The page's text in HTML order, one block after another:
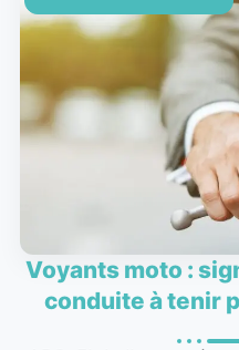
Voyants moto :
conduite à tenir